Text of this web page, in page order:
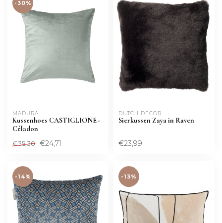
-30%
MADURA
Kussenhoes CASTIGLIONE -
Céladon
€35,30 €24,71
DUTCH DECOR
Sierkussen Zaya in Raven
€23,99
-14% -13%